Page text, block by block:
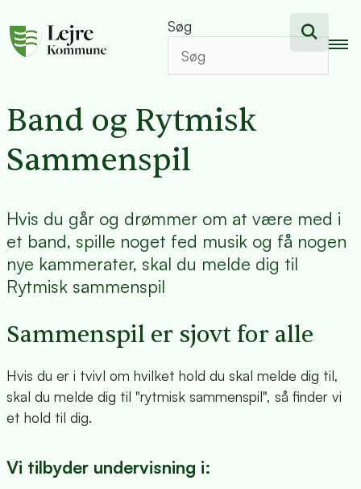
Søg
Band og Rytmisk
Sammenspil
Hvis du går og drømmer om at være med i
et band, spille noget fed musik og få nogen
nye kammerater, skal du melde dig til
Rytmisk sammenspil
Sammenspil er sjovt for alle
Hvis du er i tvivl om hvilket hold du skal melde dig til,
skal du melde dig til "rytmisk sammenspil", så finder vi
et hold til dig.
Vi tilbyder undervisning i: